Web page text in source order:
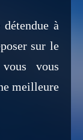
à
sur le
vous
meilleure